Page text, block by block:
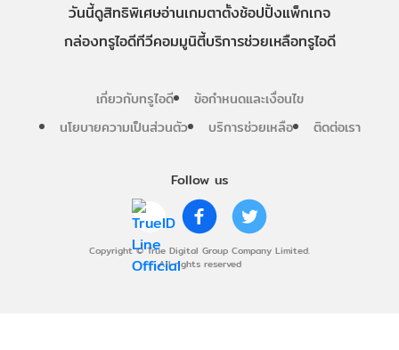
Follow us
Copyright © True Digital Group Company Limited.
All rights reserved
วันนี้ดูสิทธิพิเศษอ่านเกมตาตั้งช้อปปิ้งแพ็กเกจ
กล่องทรูไอดีทีวีคอมมูนิตี้บริการช่วยเหลือทรูไอดี
เกี่ยวกับทรูไอดี
ข้อกำหนดและเงื่อนไข
นโยบายความเป็นส่วนตัว
บริการช่วยเหลือ ติดต่อเรา